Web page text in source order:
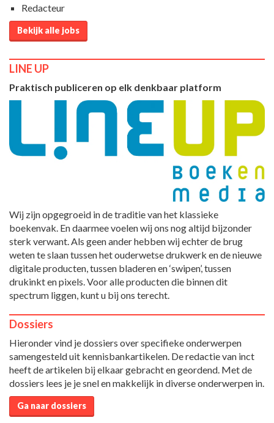
Redacteur
Bekijk alle jobs
LINE UP
Praktisch publiceren op elk denkbaar platform
Wij zijn opgegroeid in de traditie van het klassieke
boekenvak. En daarmee voelen wij ons nog altijd bijzonder
sterk verwant. Als geen ander hebben wij echter de brug
weten te slaan tussen het ouderwetse drukwerk en de nieuwe
digitale producten, tussen bladeren en ‘swipen’, tussen
drukinkt en pixels. Voor alle producten die binnen dit
spectrum liggen, kunt u bij ons terecht.
Dossiers
Hieronder vind je dossiers over specifieke onderwerpen
samengesteld uit kennisbankartikelen. De redactie van inct
heeft de artikelen bij elkaar gebracht en geordend. Met de
dossiers lees je je snel en makkelijk in diverse onderwerpen in.
Ga naar dossiers